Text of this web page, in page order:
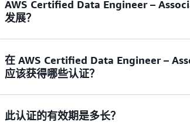
本考试的理想应试者在数据工程或数据架构
（或同等资历），并有至少 1 到 2 年亲自实
AWS Certified Data Engineer –
发展？
Engineer – Associate 及其配套的备考资源
架构师或相关职位上建立自信心和信誉度。
在 AWS Certified Data Engineer –
应该获得哪些认证？
建议云数据专业人员进行 AWS Certified
此认证的有效期是多长？